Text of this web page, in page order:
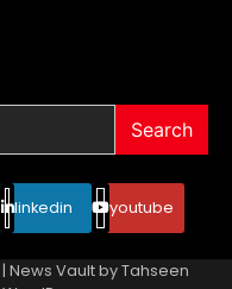
Search
linkedin youtube
| News Vault byTahseen